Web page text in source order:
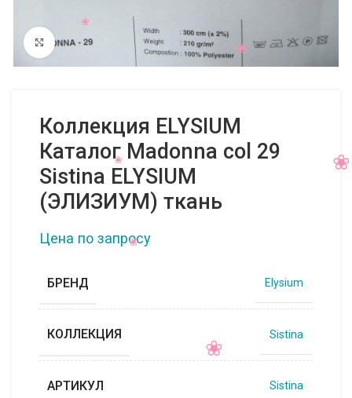
Нажмите, чтобы увеличить
Коллекция ELYSIUM
Каталог Madonna col 29
Sistina ELYSIUM
(ЭЛИЗИУМ) ткань
Цена по запросу
БРЕНД Elysium
КОЛЛЕКЦИЯ Sistina
АРТИКУЛ Sistina